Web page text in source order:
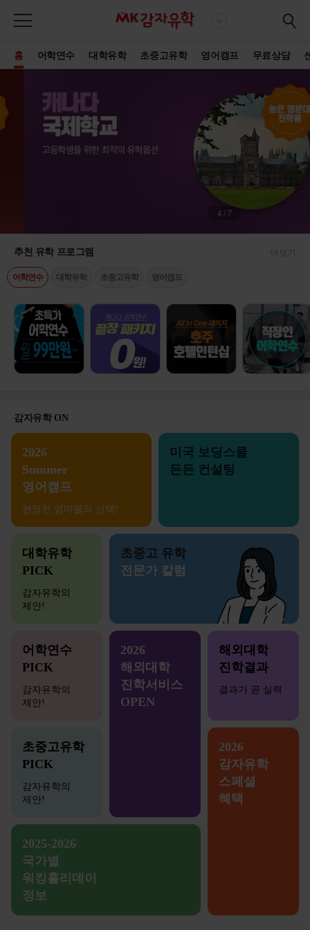
홈 어학연수 대학유학 초중고유학 영어캠프 무료상담
4/ 7
추천 유학 프로그램 더보기
어학연수 대학유학 초중고유학 영어캠프
감자유학 ON
2026
Summer
영어캠프
현명한 엄마들의 선택!
미국 보딩스쿨
든든 컨설팅
대학유학
PICK
감자유학의
제안!
초중고 유학
전문가 칼럼
어학연수
PICK
감자유학의
제안!
2026
해외대학
진학서비스
OPEN
해외대학
진학결과
결과가 곧 실력
초중고유학
PICK
감자유학의
제안!
2026
감자유학
스페셜
혜택
2025-2026
국가별
워킹홀리데이
정보